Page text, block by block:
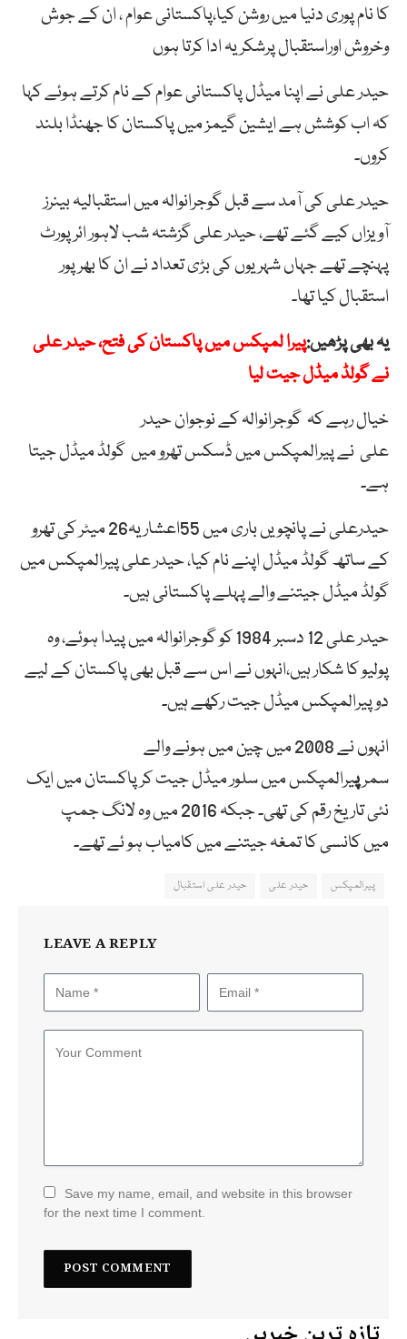
کا نام پوری دنیا میں روشن کیا،پاکستانی عوام ، ان کے جوش
وخروش اوراستقبال پرشکریہ ادا کرتا ہوں
حیدر علی نے اپنا میڈل پاکستانی عوام کے نام کرتے ہوئے کہا
کہ اب کوشش ہے ایشین گیمز میں پاکستان کا جھنڈا بلند
کروں۔
حیدر علی کی آمد سے قبل گوجرانوالہ میں استقبالیہ بینرز
آویزاں کیے گئے تھے، حیدر علی گزشتہ شب لاہور ائرپورٹ
پہنچے تھے جہاں شہریوں کی بڑی تعداد نے ان کا بھرپور
استقبال کیا تھا۔
یہ بھی پڑھیں:پیرا لمپکس میں پاکستان کی فتح، حیدر علی
نے گولڈ میڈل جیت لیا
خیال رہے کہ گوجرانوالہکےنوجوان حیدر
علی نےپیرالمپکسمیں ڈسکس تھرو میں گولڈ میڈل جیتا
ہے۔
حیدرعلینےپانچویںباریمیں
55اعشاریہ26 میٹر کی تھرو
کے ساتھ گولڈ میڈل اپنے نام کیا، حیدر علی پیرالمپکس میں
گولڈ میڈل جیتنے والے پہلے پاکستانی ہیں۔
حیدر علی 12 دسبر 1984 کو
گوجرانوالہ میں پیدا ہوئے، وہ
پولیو کا شکار ہیں،انہوں نے اس سے قبل بھی پاکستان کے لیے
دو پیرالمپکس میڈل جیت رکھے ہیں۔
انہوں نے 2008 میں چین میں ہونے والے
سمرپیرالمپکسمیں سلور میڈل جیت کر پاکستان میں ایک
نئی تاریخ رقم کی تھی۔ جبکہ 2016 میں وہ لانگ جمپ
میں کانسی کا تمغہ جیتنے میں کامیاب ہو ئے تھے۔
پیرالمپکس حیدر علی حیدر علی استقبال
LEAVE A REPLY
Save my name, email, and website in this browser
for the next time I comment.